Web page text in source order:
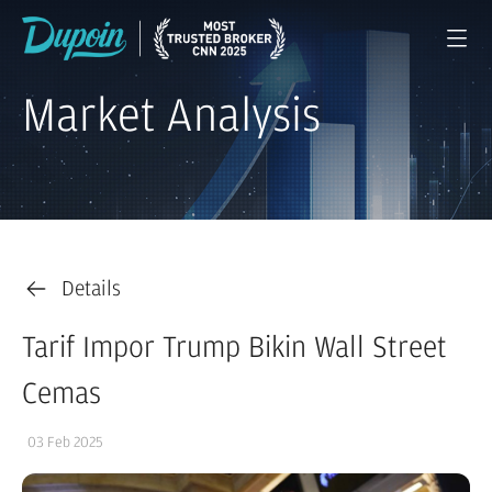
Market Analysis
Details
Tarif Impor Trump Bikin Wall Street
Cemas
03 Feb 2025